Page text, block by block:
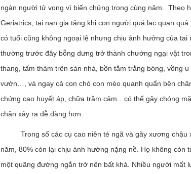
ngàn người tử vong vì biến chứng trong cùng năm. Theo
Geriatrics, tai nạn gia tăng khi con người quá lạc quan
có tuổi cũng không ngoại lệ nhưng chịu ảnh hưởng của
thường trước đây bỗng dưng trở thành chướng ngại vật
thang, tấm thảm trên sàn nhà, bồn tắm trắng bóng, vồng
vườn…, và ngay cả con chó con mèo quanh quẩn bên
chứng cao huyết áp, chữa trầm cảm…có thể gây chóng
chân xảy ra dễ dàng hơn.
Trong số các cụ cao niên té ngã và gãy xương chậu
năm, 80% còn lại chịu ảnh hưởng nặng nề. Họ không còn
một quãng đường ngắn trở nên bất khả. Nhiều người mất